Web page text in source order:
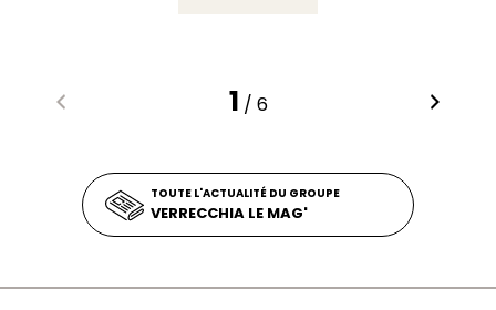
1 / 6
TOUTE L'ACTUALITÉ DU GROUPE
VERRECCHIA LE MAG'